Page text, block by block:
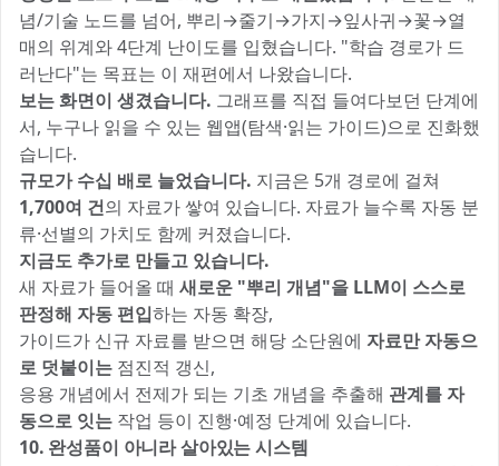
념/기술 노드를 넘어, 뿌리→줄기→가지→잎사귀→꽃→열
매의 위계와 4단계 난이도를 입혔습니다. "학습 경로가 드
러난다"는 목표는 이 재편에서 나왔습니다.
보는 화면이 생겼습니다. 그래프를 직접 들여다보던 단계에
서, 누구나 읽을 수 있는 웹앱(탐색·읽는 가이드)으로 진화했
습니다.
규모가 수십 배로 늘었습니다. 지금은 5개 경로에 걸쳐
1,700여 건의 자료가 쌓여 있습니다. 자료가 늘수록 자동 분
류·선별의 가치도 함께 커졌습니다.
지금도 추가로 만들고 있습니다.
새 자료가 들어올 때 새로운 "뿌리 개념"을 LLM이 스스로
판정해 자동 편입하는 자동 확장,
가이드가 신규 자료를 받으면 해당 소단원에 자료만 자동으
로 덧붙이는 점진적 갱신,
응용 개념에서 전제가 되는 기초 개념을 추출해 관계를 자
동으로 잇는 작업 등이 진행·예정 단계에 있습니다.
10. 완성품이 아니라 살아있는 시스템